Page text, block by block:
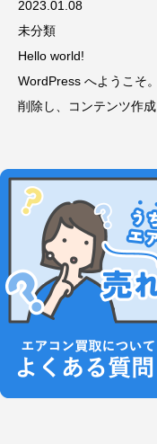
2023.01.08
未分類
Hello world!
WordPress へようこそ
削除し、コンテンツ作成